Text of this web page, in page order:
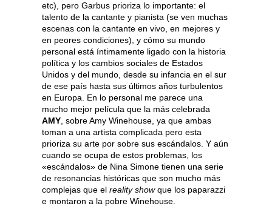
etc), pero Garbus prioriza lo importante: el
talento de la cantante y pianista (se ven muchas
escenas con la cantante en vivo, en mejores y
en peores condiciones), y cómo su mundo
personal está íntimamente ligado con la historia
política y los cambios sociales de Estados
Unidos y del mundo, desde su infancia en el sur
de ese país hasta sus últimos años turbulentos
en Europa. En lo personal me parece una
mucho mejor película que la más celebrada
AMY, sobre Amy Winehouse, ya que ambas
toman a una artista complicada pero esta
prioriza su arte por sobre sus escándalos. Y aún
cuando se ocupa de estos problemas, los
«escándalos» de Nina Simone tienen una serie
de resonancias históricas que son mucho más
complejas que el reality showque los paparazzi
e montaron a la pobre Winehouse.